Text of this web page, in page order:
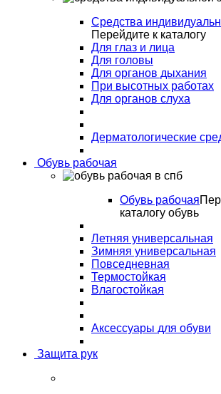
Средства
Перейдите к каталогу
Для глаз и лица
Для головы
Для органов дыхания
При высотных работах
Для органов слуха
Дерматологические
Обувь рабочая
Обувь рабочая
каталогу обувь
Летняя универсальная
Зимняя универсальная
Повседневная
Термостойкая
Влагостойкая
Аксессуары для обуви
Защита рук